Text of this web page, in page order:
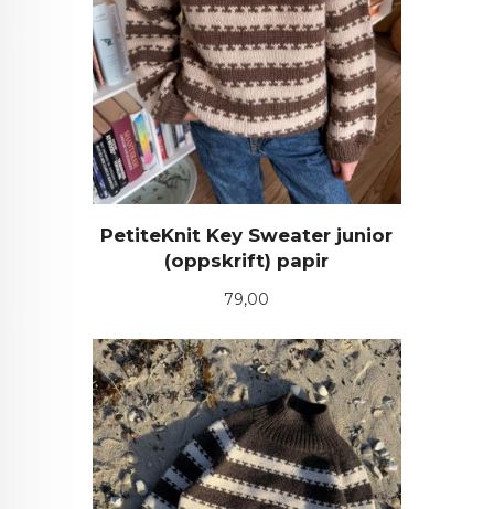
PetiteKnit Key Sweater junior
(oppskrift) papir
Pris
79,00